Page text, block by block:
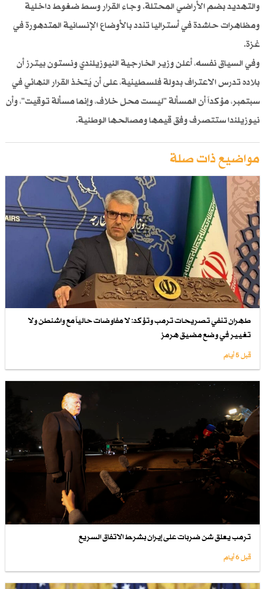
والتهديد بضم الأراضي المحتلة. وجاء القرار وسط ضغوط داخلية
ومظاهرات حاشدة في أستراليا تندد بالأوضاع الإنسانية المتدهورة في
غزة.
وفي السياق نفسه، أعلن وزير الخارجية النيوزيلندي ونستون بيترز أن
بلاده تدرس الاعتراف بدولة فلسطينية، على أن يُتخذ القرار النهائي في
سبتمبر، مؤكداً أن المسألة "ليست محل خلاف، وإنما مسألة توقيت"، وأن
نيوزيلندا ستتصرف وفق قيمها ومصالحها الوطنية.
مواضيع ذات صلة
طهران تنفي تصريحات ترمب وتؤكد: لا مفاوضات حالياً مع واشنطن ولا
تغيير في وضع مضيق هرمز
قبل 5 أيام
ترمب يعلق شن ضربات على إيران بشرط الاتفاق السريع
قبل 6 أيام